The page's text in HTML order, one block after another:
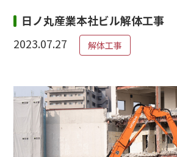
日ノ丸産業本社ビル解体工事
2023.07.27
解体工事